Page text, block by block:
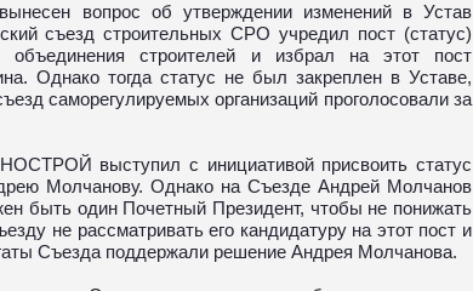
вопрос об утверждении изменений в Устав
съезд строительных СРО учредил пост (статус)
объединения строителей и избрал на этот пост
Однако тогда статус не был закреплен в Уставе,
саморегулируемых организаций проголосовали за
выступил с инициативой присвоить статус
Молчанову. Однако на Съезде Андрей Молчанов
быть один Почетный Президент, чтобы не понижать
не рассматривать его кандидатуру на этот пост и
Съезда поддержали решение Андрея Молчанова.